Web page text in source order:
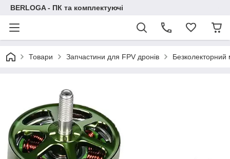
BERLOGA - ПК та комплектуючі
Товари Запчастини для FPV дронів